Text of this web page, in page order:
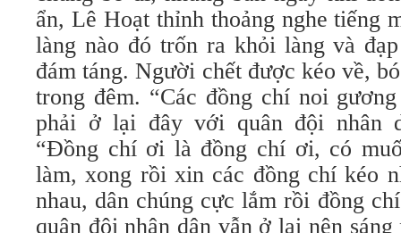
ẩn, Lê Hoạt thỉnh thoảng nghe tiếng
làng nào đó trốn ra khỏi làng và
đám táng. Người chết được kéo về,
trong đêm. “Các đồng chí noi
phải ở lại đây với quân đội nhân
“Đồng chí ơi là đồng chí ơi, có
làm, xong rồi xin các đồng chí kéo
nhau, dân chúng cực lắm rồi đồng
quân đội nhân dân vẫn ở lại nên